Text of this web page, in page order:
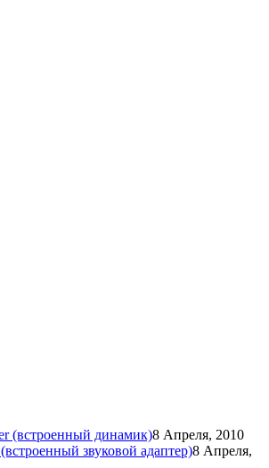
(встроенный динамик)8 Апреля, 2010
звуковой адаптер)8 Апреля,